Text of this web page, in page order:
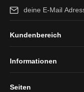
E-Mail-Adresse*
und dieAGBgelesen
Kundenbereich
Informationen
Seiten